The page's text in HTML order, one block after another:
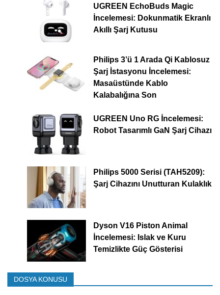
UGREEN EchoBuds Magic
İncelemesi: Dokunmatik Ekranlı
Akıllı Şarj Kutusu
Philips 3’ü 1 Arada Qi Kablosuz
Şarj İstasyonu İncelemesi:
Masaüstünde Kablo
Kalabalığına Son
UGREEN Uno RG İncelemesi:
Robot Tasarımlı GaN Şarj Cihazı
Philips 5000 Serisi (TAH5209):
Şarj Cihazını Unutturan Kulaklık
Dyson V16 Piston Animal
İncelemesi: Islak ve Kuru
Temizlikte Güç Gösterisi
DOSYA KONUSU